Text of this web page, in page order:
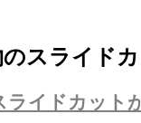
のスライド
ライドカッ